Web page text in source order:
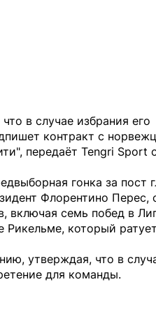
в случае избрания его
контракт с
передаёт Tengri Sport
гонка за пост
Флорентино Перес,
включая семь побед в
Рикельме, который
утверждая, что в
для команды.